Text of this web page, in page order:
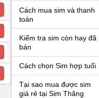
Cách mua sim và thanh
toán
Kiểm tra sim còn hay đã
bán
Cách chọn Sim hợp tuổi
Tại sao mua được sim
giá rẻ tại Sim Thăng